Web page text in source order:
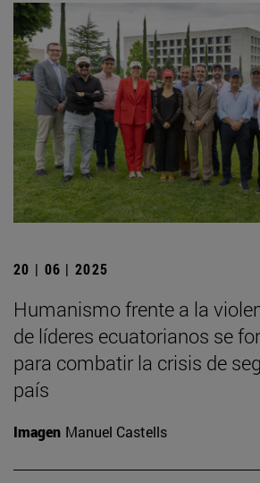
20 | 06 | 2025
Humanismo frente a la
de líderes ecuatorianos se
para combatir la crisis de
país
Imagen Manuel Castells